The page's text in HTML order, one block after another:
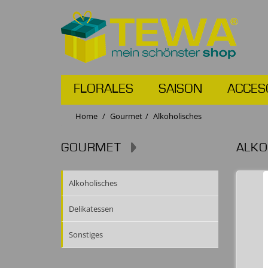
FLORALES SAISON
Home Gourmet Alkoholisches
GOURMET
Alkoholisches
Delikatessen
Sonstiges